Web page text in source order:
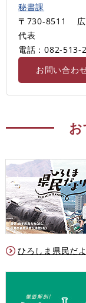
秘書課
〒730-8511
代表
電話：082-513-
お問い合わ
ひろしま県民だ